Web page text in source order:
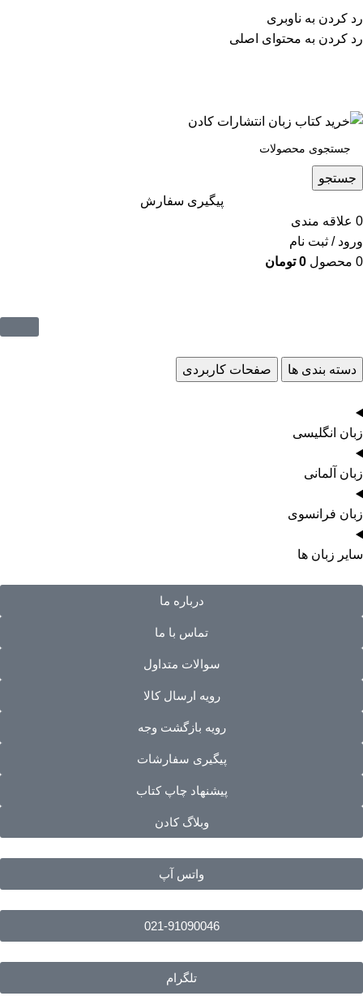
رد کردن به ناوبری
رد کردن به محتوای اصلی
پشتیبانی تلگرام : 09201005262
۵۰ تا۶۰ درصد تخفیف واقعی و همیشگی در خرید از سایت
جستجو
پیگیری سفارش
0 علاقه مندی
ورود / ثبت نام
0 محصول 0 تومان
دسته بندی ها صفحات کاربردی
زبان انگلیسی
زبان آلمانی
زبان فرانسوی
سایر زبان ها
درباره ما
تماس با ما
سوالات متداول
رویه ارسال کالا
رویه بازگشت وجه
پیگیری سفارشات
پیشنهاد چاپ کتاب
وبلاگ کادن
واتس آپ
021-91090046
تلگرام